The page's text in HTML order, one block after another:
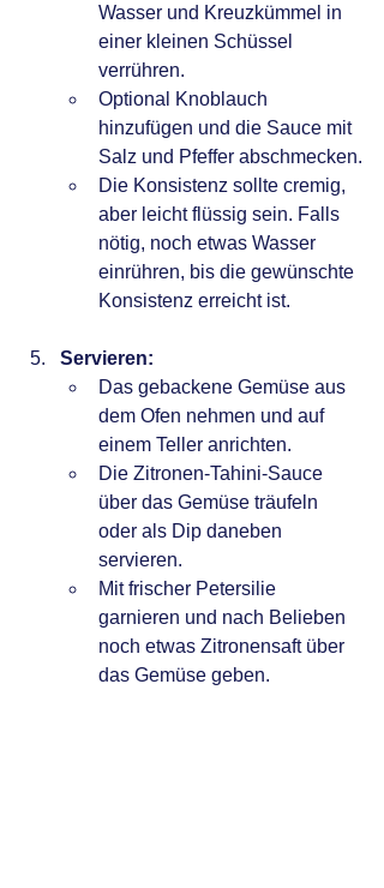
Wasser und Kreuzkümmel in
einer kleinen Schüssel
verrühren.
Optional Knoblauch
hinzufügen und die Sauce mit
Salz und Pfeffer abschmecken.
Die Konsistenz sollte cremig,
aber leicht flüssig sein. Falls
nötig, noch etwas Wasser
einrühren, bis die gewünschte
Konsistenz erreicht ist.
Servieren:
Das gebackene Gemüse aus
dem Ofen nehmen und auf
einem Teller anrichten.
Die Zitronen-Tahini-Sauce
über das Gemüse träufeln
oder als Dip daneben
servieren.
Mit frischer Petersilie
garnieren und nach Belieben
noch etwas Zitronensaft über
das Gemüse geben.